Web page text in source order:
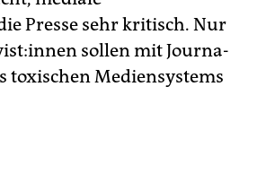
Presse sehr kritisch. Nur
sollen mit Jour­na­
toxischen Mediensystems